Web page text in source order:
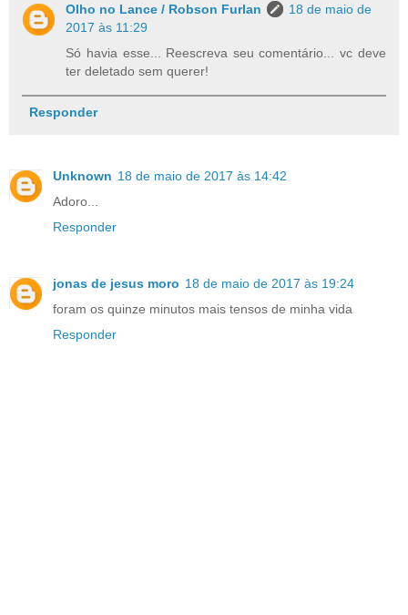
Olho no Lance / Robson Furlan
18 de maio de
2017 às 11:29
Só havia esse... Reescreva seu comentário... vc deve
ter deletado sem querer!
Responder
Unknown 18 de maio de 2017 às 14:42
Adoro...
Responder
jonas de jesus moro 18 de maio de 2017 às 19:24
foram os quinze minutos mais tensos de minha vida
Responder